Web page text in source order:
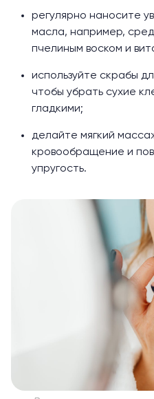
регулярно наносите
масла, например,
пчелиным воском и
используйте скрабы
чтобы убрать сухие
гладкими;
делайте мягкий
кровообращение и
упругость.